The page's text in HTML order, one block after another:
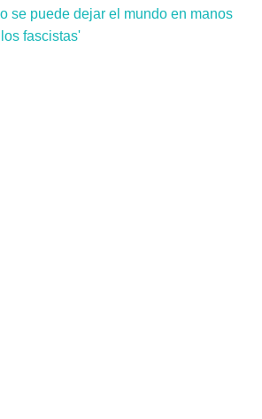
se puede dejar el mundo en manos
fascistas'